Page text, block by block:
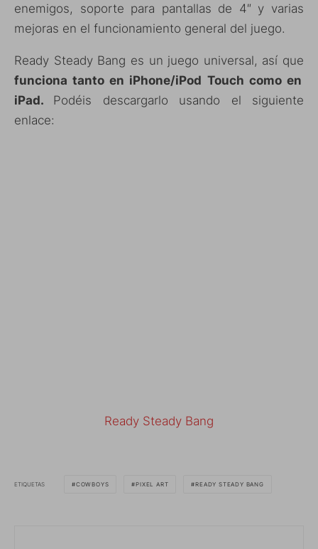
enemigos, soporte para pantallas de 4″ y varias
mejoras en el funcionamiento general del juego.
Ready Steady Bang es un juego universal, así que
funciona tanto en iPhone/iPod Touch como en
iPad. Podéis descargarlo usando el siguiente
enlace:
Ready Steady Bang
ETIQUETAS COWBOYS PIXEL ART READY STEADY BANG